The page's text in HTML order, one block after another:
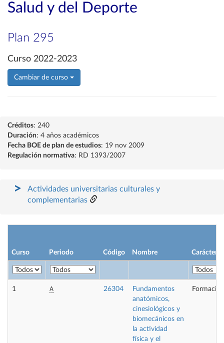
Salud y del Deporte
Plan 295
Curso 2022-2023
Cambiar de curso
Créditos: 240
Duración: 4 años académicos
Fecha BOE de plan de estudios: 19 nov 2009
Regulación normativa: RD 1393/2007
Actividades universitarias culturales y
complementarias
Curso Periodo Código Nombre Carácter
1 A 26304
Fundamentos
anatómicos,
cinesiológicos y
biomecánicos en
la actividad
física y el